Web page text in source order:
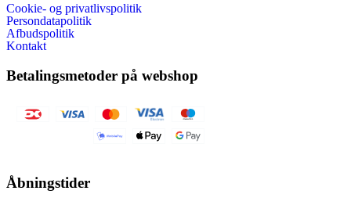
Cookie- og privatlivspolitik
Persondatapolitik
Afbudspolitik
Kontakt
Betalingsmetoder på webshop
Åbningstider